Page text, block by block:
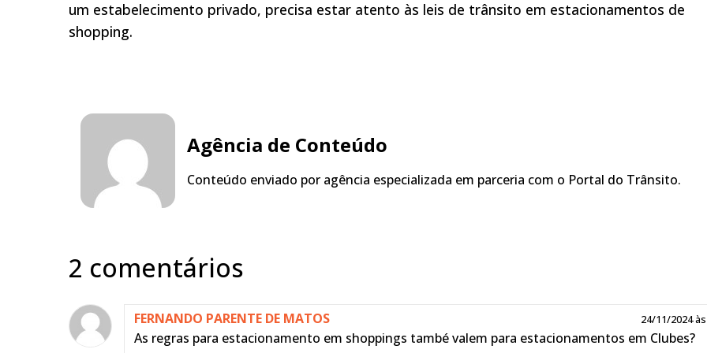
um estabelecimento privado, precisa estar atento às leis de trânsito em estacionamentos de
shopping.
Agência de Conteúdo
Conteúdo enviado por agência especializada em parceria com o Portal do Trânsito.
2 comentários
FERNANDO PARENTE DE MATOS 24/11/2024
As regras para estacionamento em shoppings també valem para estacionamentos em Clubes?